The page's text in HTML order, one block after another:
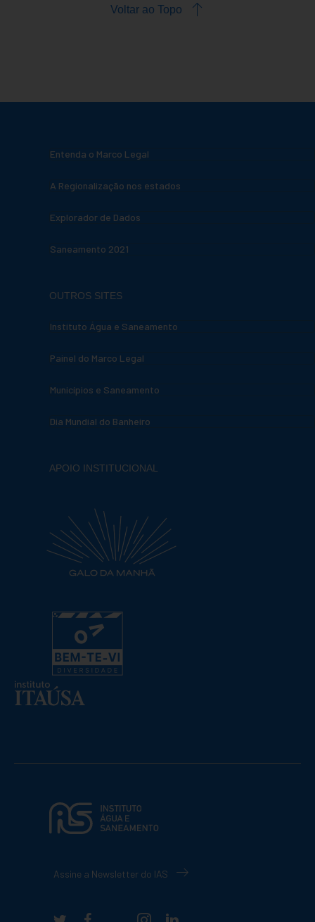
Voltar ao Topo
Entenda o Marco Legal
A Regionalização nos estados
Explorador de Dados
Saneamento 2021
OUTROS SITES
Instituto Água e Saneamento
Painel do Marco Legal
Municípios e Saneamento
Dia Mundial do Banheiro
APOIO INSTITUCIONAL
Assine a Newsletter do IAS